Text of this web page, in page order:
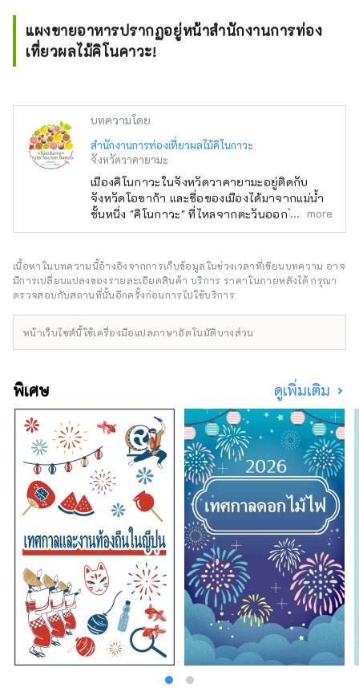
แผงขายอาหารปรากฏอยู่หน้าสำนักงานการท่อง
เที่ยวผลไม้คิโนคาวะ!
บทความโดย
สำนักงานการท่องเที่ยวผลไม้คิโนกาวะ
จังหวัดวาคายามะ
เมืองคิโนกาวะในจังหวัดวาคายามะอยู่ติดกับ
จังหวัดโอซาก้า และชื่อของเมืองได้มาจากแม่น้ำ
ชั้นหนึ่ง "คิโนกาวะ" ที่ไหลจากตะวันออกไปตะวัน
ตกผ่านใจกลางเมือง อุตสาหกรรมหลักคือ
พลับ กีวี และฮัสซาคุ มีการเก็บเกี่ยวตลอดทั้งปี
หลายคนชอบผลไม้ที่มีลักษณะพิเศษของมัน เช่น
แบรนด์ชั้นนำ ``Arakawa no Momo'' และลูกพีช
``Kinokawa persimmon'' สีดำหวาน นอกจากนี้
ที่สุดในโลก สำนักงานการท่องเที่ยวผลไม้คิโนกา
วะจำหน่ายผลิตภัณฑ์ผลไม้พิเศษ เช่นเดียวกับ
ผลิตภัณฑ์การท่องเที่ยว เช่น ประสบการณ์การ
เก็บผลไม้ โปรดอย่าลังเลที่จะติดต่อเรา
more
เนื้อหาในบทความนี้อ้างอิงจากการเก็บข้อมูลในช่วงเวลาที่เขียนบทความ อาจ
มีการเปลี่ยนแปลงของรายละเอียดสินค้า บริการ ราคาในภายหลังได้ กรุณา
ตรวจสอบกับสถานที่นั้นอีกครั้งก่อนการไปใช้บริการ
หน้าเว็บไซต์นี้ใช้เครื่องมือแปลภาษาอัตโนมัติบางส่วน
พิเศษ ดูเพิ่มเติม